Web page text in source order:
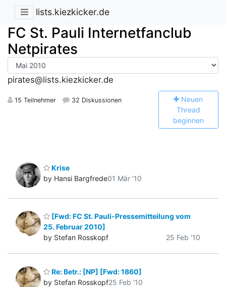
lists.kiezkicker.de
FC St. Pauli Internetfanclub
Netpirates
pirates@lists.kiezkicker.de
15 Teilnehmer 32 Diskussionen Neuen
Thread
beginnen
Krise
by Hansi Bargfrede01 Mär '10
[Fwd: FC St. Pauli-Pressemitteilung vom
25. Februar 2010]
by Stefan Rosskopf
25 Feb '10
Re: Betr.: [NP] [Fwd: 1860]
by Stefan Rosskopf25 Feb '10